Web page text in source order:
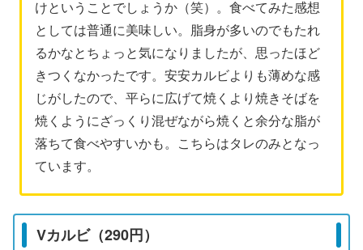
けということでしょうか（笑）。食べてみた感想
としては普通に美味しい。脂身が多いのでもたれ
るかなとちょっと気になりましたが、思ったほど
きつくなかったです。安安カルビよりも薄めな感
じがしたので、平らに広げて焼くより焼きそばを
焼くようにざっくり混ぜながら焼くと余分な脂が
落ちて食べやすいかも。こちらはタレのみとなっ
ています。
Vカルビ（290円）